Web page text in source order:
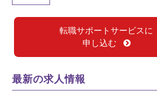
転職サポートサービスに
申し込む
最新の求人情報